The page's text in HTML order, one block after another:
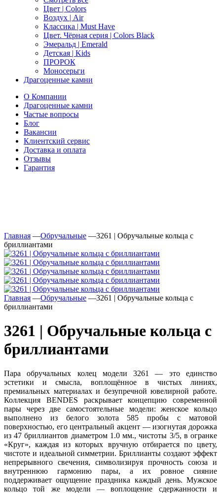
Цвет | Colors
Воздух | Air
Классика | Must Have
Цвет. Чёрная серия | Colors Black
Эмеральд | Emerald
Детская | Kids
ПРОРОК
Моносерьги
Драгоценные камни
О Компании
Драгоценные камни
Частые вопросы
Блог
Вакансии
Клиентский сервис
Доставка и оплата
Отзывы
Гарантия
Главная —Обручальные —3261 | Обручальные кольца с
бриллиантами
Главная —Обручальные —3261 | Обручальные кольца с
бриллиантами
3261 | Обручальные кольца с
бриллиантами
Пара обручальных колец модели 3261 — это единство
эстетики и смысла, воплощённое в чистых линиях,
премиальных материалах и безупречной ювелирной работе.
Коллекция BENDES раскрывает концепцию современной
пары через две самостоятельные модели: женское кольцо
выполнено из белого золота 585 пробы с матовой
поверхностью, его центральный акцент — изогнутая дорожка
из 47 бриллиантов диаметром 1.0 мм., чистоты 3/5, в огранке
«Круг», каждая из которых вручную отбирается по цвету,
чистоте и идеальной симметрии. Бриллианты создают эффект
непрерывного свечения, символизируя прочность союза и
внутреннюю гармонию пары, а их ровное сияние
поддерживает ощущение праздника каждый день. Мужское
кольцо той же модели — воплощение сдержанности и